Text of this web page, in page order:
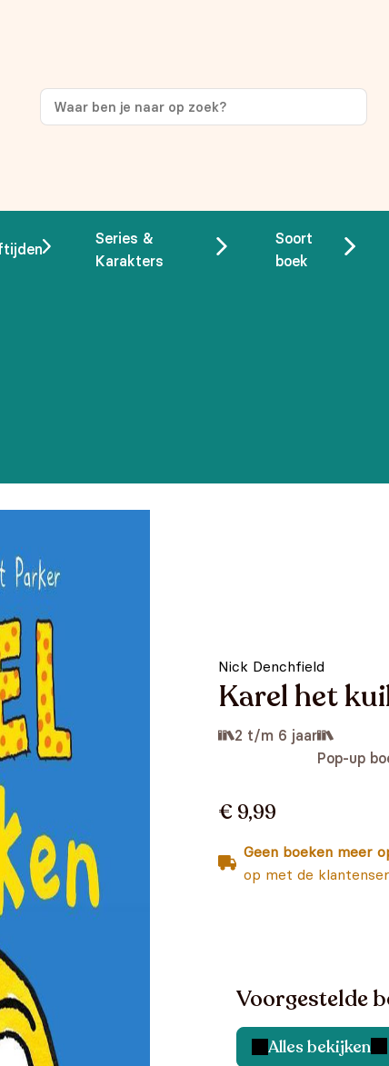
Series &
Karakters
Soort
boek
Nick Denchfield
Karel het
2 t/m 6 jaar
Pop-up
€ 9,99
Geen boeken meer
op met de
Voorgestelde
Alles bekijken
op je eerste aankoop!